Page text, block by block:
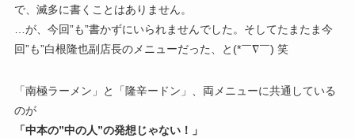
で、滅多に書くことはありません。
…が、今回”も”書かずにいられませんでした。そしてたまたま今
回”も”白根隆也副店長のメニューだった、と(*￣∇￣) 笑
「南極ラーメン」と「隆辛ードン」、両メニューに共通している
のが
「中本の”中の人”の発想じゃない！」